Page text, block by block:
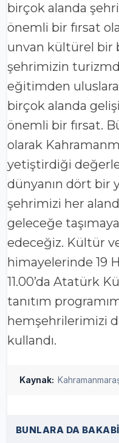
birçok alanda
önemli bir fırsat
unvan kültürel bir
şehrimizin
eğitimden
birçok alanda
önemli bir fırsat.
olarak
yetiştirdiği
dünyanın dört bir
şehrimizi her
geleceğe
edeceğiz. Kültür
himayelerinde 19
11.00’da Atatürk
tanıtım
hemşehrilerimizi
kullandı.
Kaynak:
BUNLARA DA